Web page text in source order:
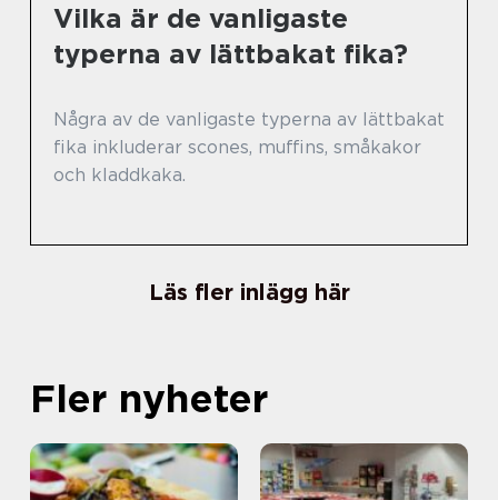
Vilka är de vanligaste
typerna av lättbakat fika?
Några av de vanligaste typerna av lättbakat
fika inkluderar scones, muffins, småkakor
och kladdkaka.
Läs fler inlägg här
Fler nyheter